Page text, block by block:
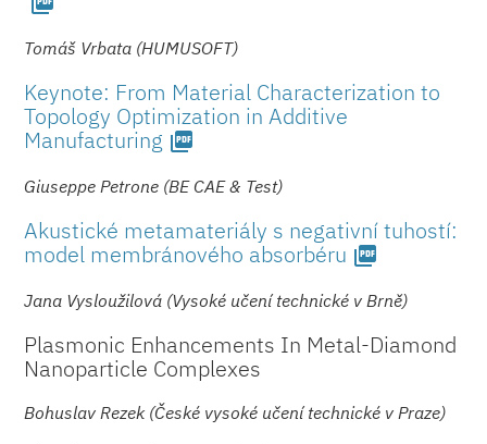
Tomáš Vrbata (HUMUSOFT)
Keynote: From Material Characterization to
Topology Optimization in Additive
Manufacturing picture_as_pdf
Giuseppe Petrone (BE CAE & Test)
Akustické metamateriály s negativní tuhostí:
model membránového absorbéru picture_as_pdf
Jana Vysloužilová (Vysoké učení technické v Brně)
Plasmonic Enhancements In Metal-Diamond
Nanoparticle Complexes
Bohuslav Rezek (České vysoké učení technické v Praze)